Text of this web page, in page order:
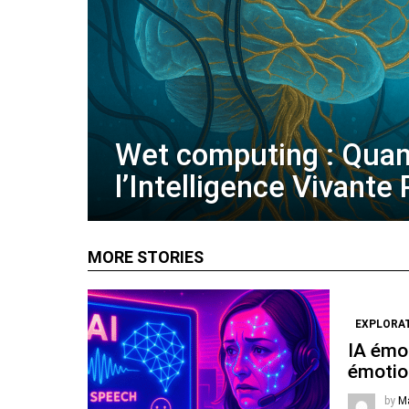
Wet computing :
l’Intelligence Vivante
MORE STORIES
IA
by